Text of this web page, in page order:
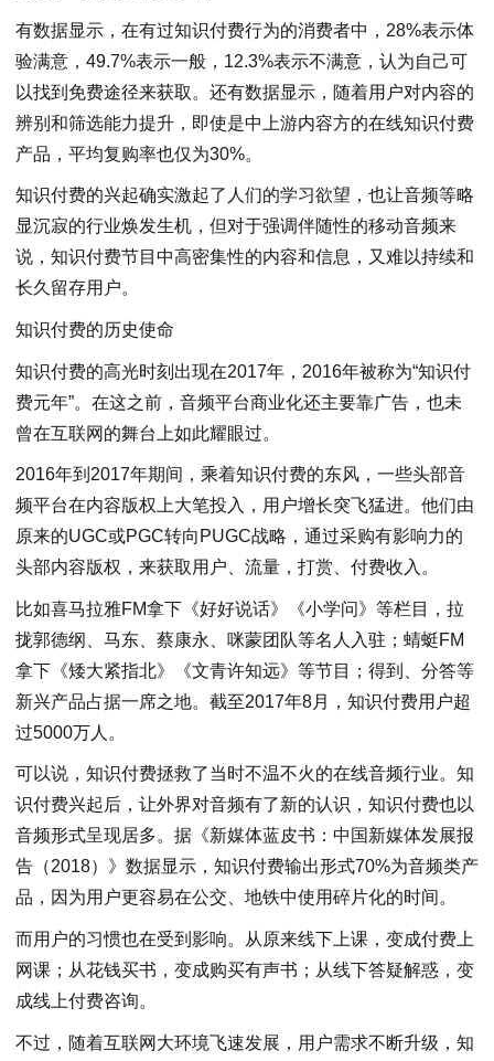
有数据显示，在有过知识付费行为的消费者中，28%表示体
验满意，49.7%表示一般，12.3%表示不满意，认为自己可
以找到免费途径来获取。还有数据显示，随着用户对内容的
辨别和筛选能力提升，即使是中上游内容方的在线知识付费
产品，平均复购率也仅为30%。
知识付费的兴起确实激起了人们的学习欲望，也让音频等略
显沉寂的行业焕发生机，但对于强调伴随性的移动音频来
说，知识付费节目中高密集性的内容和信息，又难以持续和
长久留存用户。
知识付费的历史使命
知识付费的高光时刻出现在2017年，2016年被称为“知识付
费元年”。在这之前，音频平台商业化还主要靠广告，也未
曾在互联网的舞台上如此耀眼过。
2016年到2017年期间，乘着知识付费的东风，一些头部音
频平台在内容版权上大笔投入，用户增长突飞猛进。他们由
原来的UGC或PGC转向PUGC战略，通过采购有影响力的
头部内容版权，来获取用户、流量，打赏、付费收入。
比如喜马拉雅FM拿下《好好说话》《小学问》等栏目，拉
拢郭德纲、马东、蔡康永、咪蒙团队等名人入驻；蜻蜓FM
拿下《矮大紧指北》《文青许知远》等节目；得到、分答等
新兴产品占据一席之地。截至2017年8月，知识付费用户超
过5000万人。
可以说，知识付费拯救了当时不温不火的在线音频行业。知
识付费兴起后，让外界对音频有了新的认识，知识付费也以
音频形式呈现居多。据《新媒体蓝皮书：中国新媒体发展报
告（2018）》数据显示，知识付费输出形式70%为音频类产
品，因为用户更容易在公交、地铁中使用碎片化的时间。
而用户的习惯也在受到影响。从原来线下上课，变成付费上
网课；从花钱买书，变成购买有声书；从线下答疑解惑，变
成线上付费咨询。
不过，随着互联网大环境飞速发展，用户需求不断升级，知